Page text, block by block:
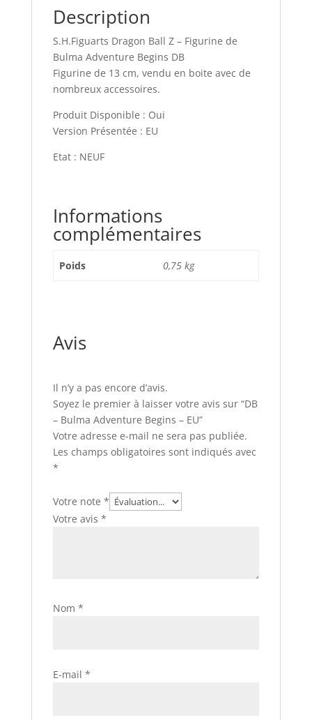
Description
S.H.Figuarts Dragon Ball Z – Figurine de
Bulma Adventure Begins DB
Figurine de 13 cm, vendu en boite avec de
nombreux accessoires.
Produit Disponible : Oui
Version Présentée : EU
Etat : NEUF
Informations
complémentaires
Poids 0,75 kg
Avis
Il n’y a pas encore d’avis.
Soyez le premier à laisser votre avis sur “DB
– Bulma Adventure Begins – EU”
Votre adresse e-mail ne sera pas publiée.
Les champs obligatoires sont indiqués avec
*
Votre note *
Votre avis *
Nom *
E-mail *